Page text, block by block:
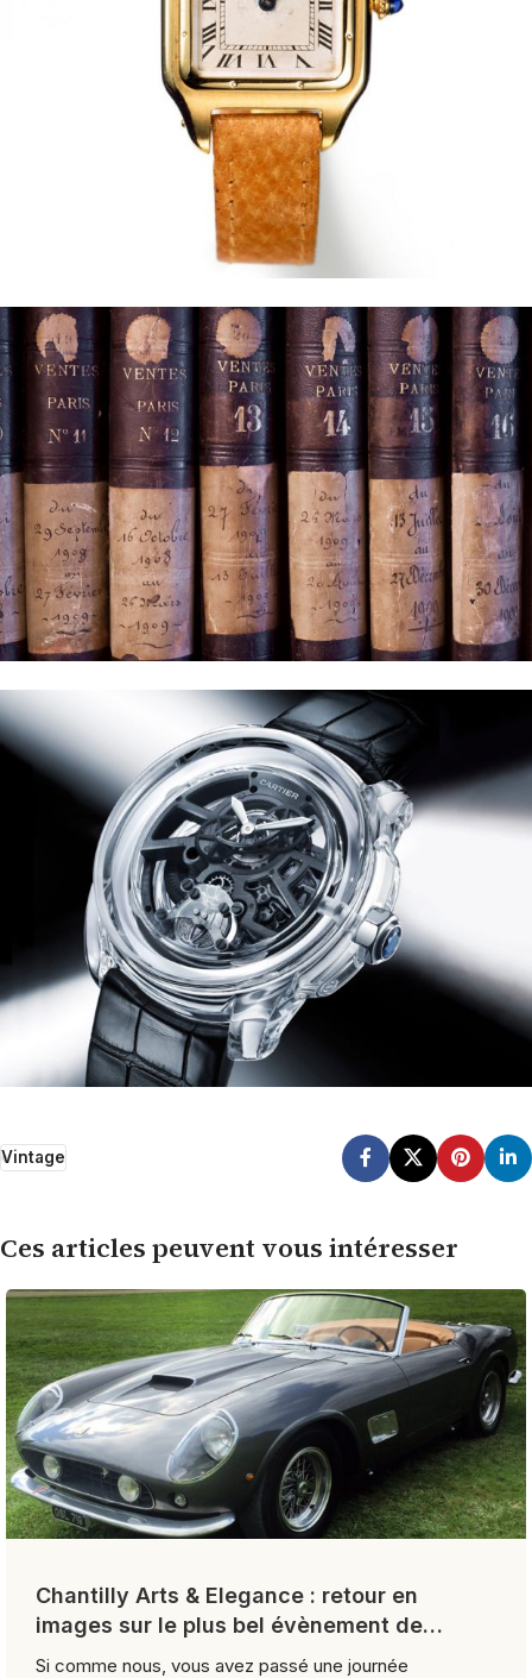
Vintage
Ces articles peuvent vous intéresser
Chantilly Arts & Elegance : retour en
images sur le plus bel évènement de
l’année
Si comme nous, vous avez passé une journée